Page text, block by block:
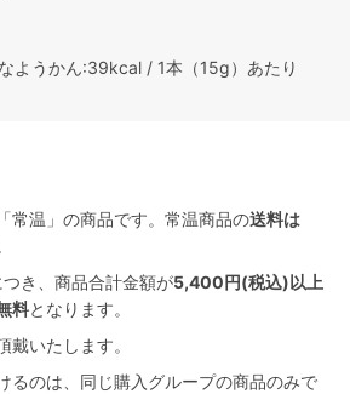
ようかん:39kcal / 1本（15g）あたり
常温」の商品です。常温商品の送料は
つき、商品合計金額が5,400円(税込)以上
料となります。
戴いたします。
るのは、同じ購入グループの商品のみで